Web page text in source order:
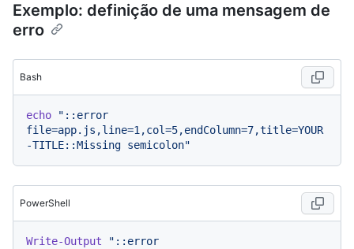
Exemplo: definição de uma mensagem de
erro
Bash
echo
"::error
file=app.js,line=1,col=5,endColumn=7,title=YOUR
-TITLE::Missing semicolon"
PowerShell
Write-Output
"::error